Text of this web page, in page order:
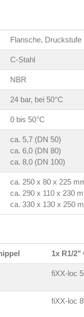
Flansche, Druckstufe
C-Stahl
NBR
24 bar, bei 50°C
0 bis 50°C
ca. 5,7 (DN 50)
ca. 6,0 (DN 80)
ca. 8,0 (DN 100)
ca. 250 x 80 x 225
ca. 290 x 110 x 230
ca. 330 x 130 x 250
1x R1/2"
fiXX-loc
fiXX-loc